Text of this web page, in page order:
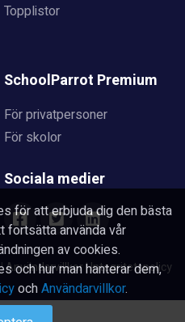
Topplistor
SchoolParrot Premium
För privatpersoner
För skolor
Sociala medier
Användarvillkor|Integritetspolicy
för att erbjuda dig den bästa
fortsätta använda vår
av cookies.
och hur man hanterar dem,
ochAnvändarvillkor.